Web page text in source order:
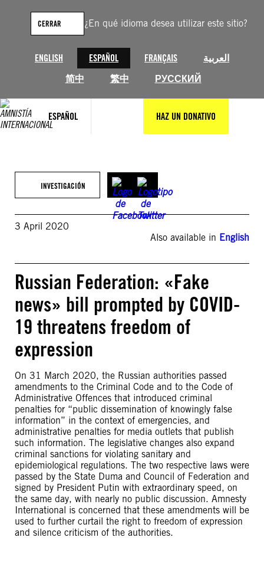
¿En qué idioma desea utilizar este sitio?
ENGLISH ESPAÑOL FRANÇAIS
العربية
简中
繁中 РУССКИЙ
CERRAR
ESPAÑOL HAZ UN DONATIVO
contenido
INVESTIGACIÓN
3 April 2020
Also available in English
Russian Federation: «Fake
news» bill prompted by COVID-
19 threatens freedom of
expression
On 31 March 2020, the Russian authorities passed
amendments to the Criminal Code and to the Code of
Administrative Offences that introduced criminal
penalties for “public dissemination of knowingly false
information” in the context of emergencies, and
administrative penalties for media outlets that publish
such information. The legislative changes also expand
criminal sanctions for violating sanitary and
epidemiological regulations. The two respective laws were
passed by the State Duma and Council of Federation and
signed by President Putin with extraordinary speed, on
the same day, with nearly no public discussion. Amnesty
International is concerned that these amendments will be
used to further curtail the right to freedom of expression
and silence criticism of the authorities.